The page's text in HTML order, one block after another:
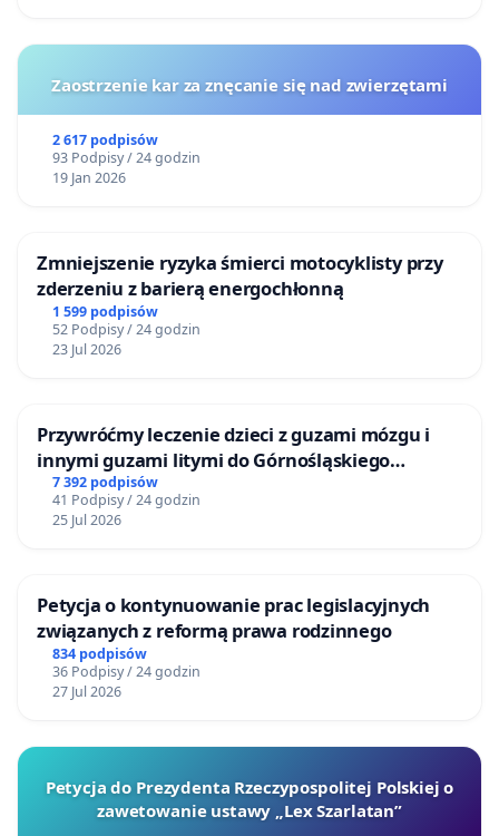
Zaostrzenie kar za znęcanie się nad zwierzętami
2 617 podpisów
93 Podpisy / 24 godzin
19 Jan 2026
Zmniejszenie ryzyka śmierci motocyklisty przy
zderzeniu z barierą energochłonną
1 599 podpisów
52 Podpisy / 24 godzin
23 Jul 2026
Przywróćmy leczenie dzieci z guzami mózgu i
innymi guzami litymi do Górnośląskiego
Centrum Zdrowia Dziecka w Katowicach
7 392 podpisów
41 Podpisy / 24 godzin
25 Jul 2026
Petycja o kontynuowanie prac legislacyjnych
związanych z reformą prawa rodzinnego
834 podpisów
36 Podpisy / 24 godzin
27 Jul 2026
Petycja do Prezydenta Rzeczypospolitej Polskiej o
zawetowanie ustawy „Lex Szarlatan”